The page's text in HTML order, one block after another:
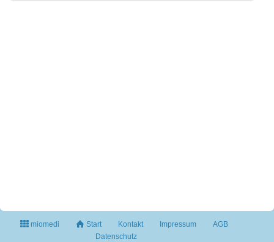
miomedi Start Kontakt Impressum
AGB
Datenschutz